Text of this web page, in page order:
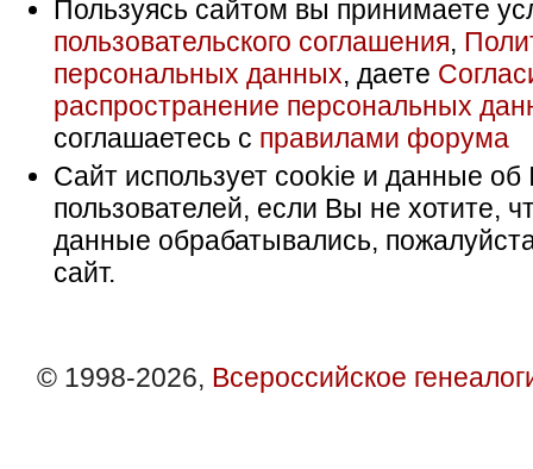
Пользуясь сайтом вы принимаете
пользовательского соглашения,
персональных данных, даете
распространение персональных
соглашаетесь с правилами форума
Сайт использует cookie и данные об
пользователей, если Вы не хотите,
данные обрабатывались,
сайт.
© 1998-2026, Всероссийское